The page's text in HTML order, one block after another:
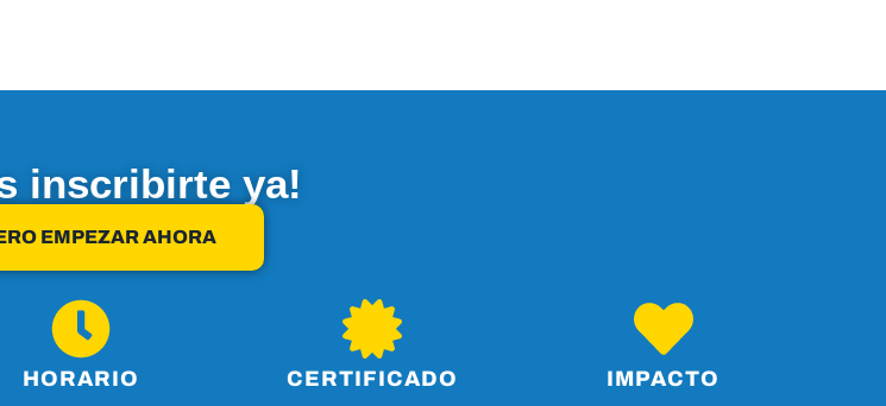
inscribirte ya!
EMPEZAR AHORA
HORARIO CERTIFICADO IMPACTO